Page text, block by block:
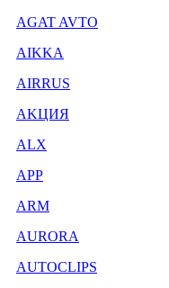
AGAT AVTO
AIKKA
AIRRUS
AKЦИЯ
ALX
APP
ARM
AURORA
AUTOCLIPS